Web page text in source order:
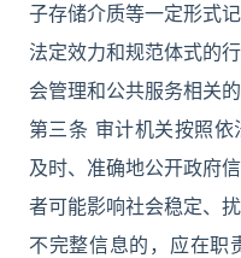
子存储介质等一定形式
法定效力和规范体式的
会管理和公共服务相关的
第三条 审计机关按照依
及时、准确地公开政府
者可能影响社会稳定、
不完整信息的，应在职